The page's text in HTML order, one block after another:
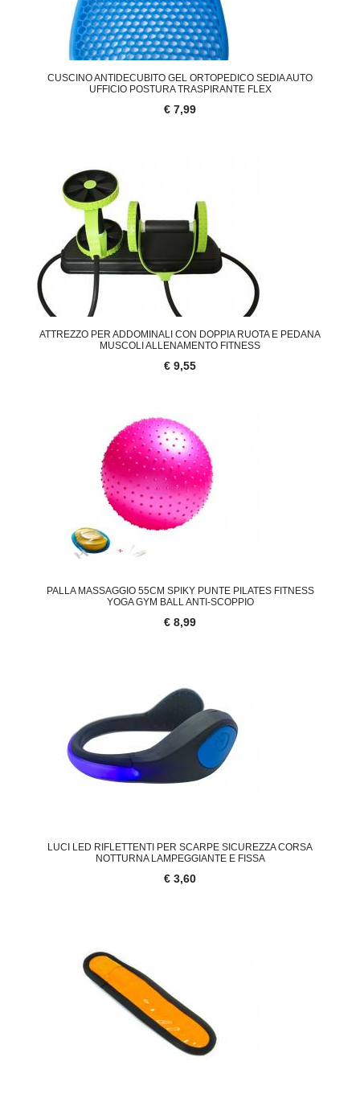
CUSCINO ANTIDECUBITO GEL ORTOPEDICO SEDIA AUTO
UFFICIO POSTURA TRASPIRANTE FLEX
€ 7,99
ATTREZZO PER ADDOMINALI CON DOPPIA RUOTA E PEDANA
MUSCOLI ALLENAMENTO FITNESS
€ 9,55
PALLA MASSAGGIO 55CM SPIKY PUNTE PILATES FITNESS
YOGA GYM BALL ANTI-SCOPPIO
€ 8,99
LUCI LED RIFLETTENTI PER SCARPE SICUREZZA CORSA
NOTTURNA LAMPEGGIANTE E FISSA
€ 3,60